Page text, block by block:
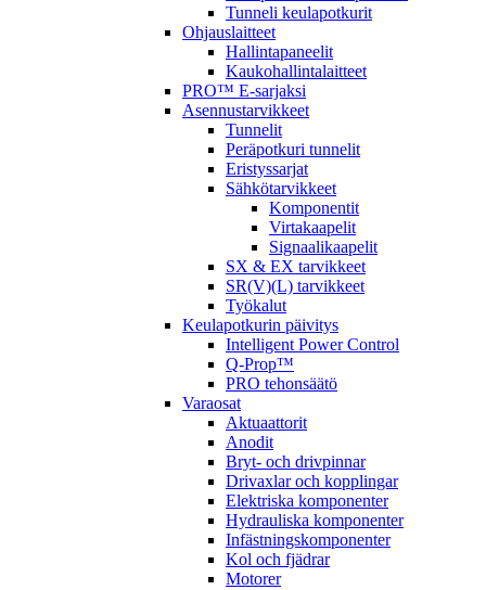
Tunneli keulapotkurit
Ohjauslaitteet
Hallintapaneelit
Kaukohallintalaitteet
PRO™ E-sarjaksi
Asennustarvikkeet
Tunnelit
Peräpotkuri tunnelit
Eristyssarjat
Sähkötarvikkeet
Komponentit
Virtakaapelit
Signaalikaapelit
SX & EX tarvikkeet
SR(V)(L) tarvikkeet
Työkalut
Keulapotkurin päivitys
Intelligent Power Control
Q-Prop™
PRO tehonsäätö
Varaosat
Aktuaattorit
Anodit
Bryt- och drivpinnar
Drivaxlar och kopplingar
Elektriska komponenter
Hydrauliska komponenter
Infästningskomponenter
Kol och fjädrar
Motorer